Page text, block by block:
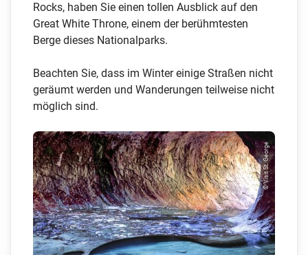
Rocks, haben Sie einen tollen Ausblick auf den
Great White Throne, einem der berühmtesten
Berge dieses Nationalparks.
Beachten Sie, dass im Winter einige Straßen nicht
geräumt werden und Wanderungen teilweise nicht
möglich sind.
© Visit St. George